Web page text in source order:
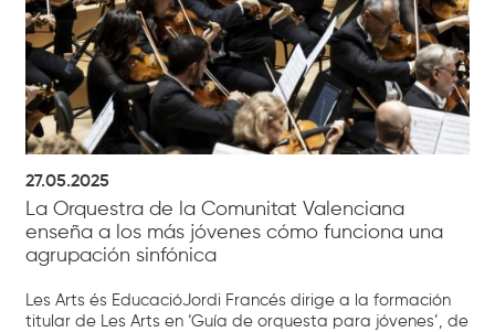
27.05.2025
La Orquestra de la Comunitat Valenciana
enseña a los más jóvenes cómo funciona una
agrupación sinfónica
Les Arts és EducacióJordi Francés dirige a la formación
titular de Les Arts en ‘Guía de orquesta para jóvenes’, de